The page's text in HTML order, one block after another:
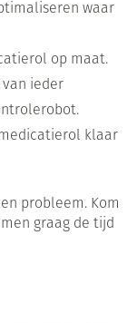
waar
op maat.
ieder
klaar
probleem. Kom
graag de tijd